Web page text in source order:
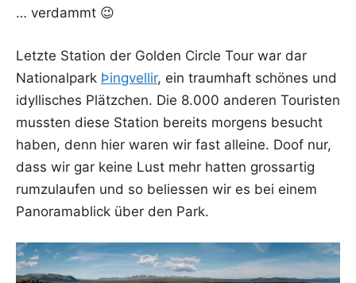
… verdammt 😉
Letz­te Sta­ti­on der Gol­den Cir­cle Tour war dar
Natio­nal­park Þing­vel­lir, ein traum­haft schö­nes und
idyl­li­sches Plätz­chen. Die 8.000 ande­ren Tou­ris­ten
muss­ten die­se Sta­ti­on bereits mor­gens besucht
haben, denn hier waren wir fast allei­ne. Doof nur,
dass wir gar kei­ne Lust mehr hat­ten gross­ar­tig
rum­zu­lau­fen und so belies­sen wir es bei einem
Pan­ora­ma­blick über den Park.